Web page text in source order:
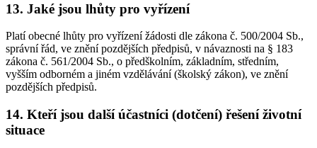
13. Jaké jsou lhůty pro vyřízení
Platí obecné lhůty pro vyřízení žádosti dle zákona č. 500/2004 Sb.,
správní řád, ve znění pozdějších předpisů, v návaznosti na § 183
zákona č. 561/2004 Sb., o předškolním, základním, středním,
vyšším odborném a jiném vzdělávání (školský zákon), ve znění
pozdějších předpisů.
14. Kteří jsou další účastníci (dotčení) řešení životní
situace